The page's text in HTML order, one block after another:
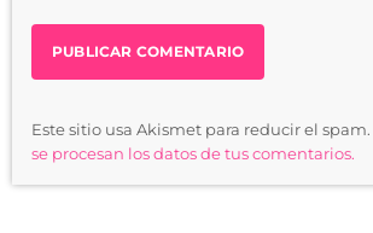
Este sitio usa Akismet para reducir el spam.
se procesan los datos de tus comentarios.